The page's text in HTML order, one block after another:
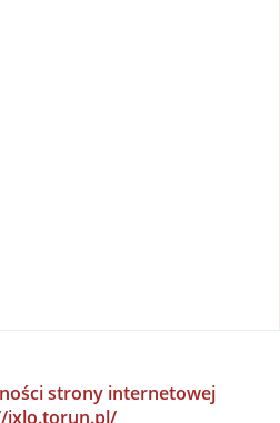
strony internetowej
ixlo.torun.pl/